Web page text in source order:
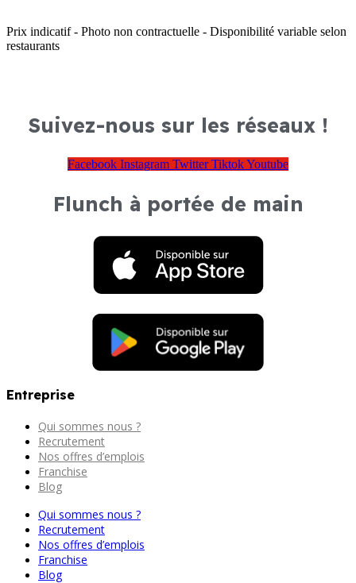
Prix indicatif - Photo non contractuelle - Disponibilité variable selon
restaurants
Suivez-nous sur les réseaux !
Facebook Instagram Twitter TiktokYoutube
Flunch à portée de main
Entreprise
Qui sommes nous ?
Recrutement
Nos offres d’emplois
Franchise
Blog
Qui sommes nous ?
Recrutement
Nos offres d’emplois
Franchise
Blog